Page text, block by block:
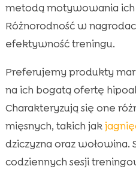
metodą motywowania ich
Różnorodność w
efektywność treningu.
Preferujemy produkty
na ich bogatą ofertę
Charakteryzują się one
mięsnych, takich jak
dziczyzna oraz wołowina.
codziennych sesji